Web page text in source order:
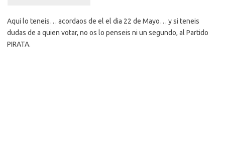
Aqui lo teneis… acordaos de el el dia 22 de Mayo… y si teneis
dudas de a quien votar, no os lo penseis ni un segundo, al Partido
PIRATA.